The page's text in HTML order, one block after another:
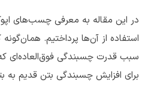
در این مقاله به معرفی چسب‌های
استفاده از آن‌ها پرداختیم.
سبب قدرت چسبندگی فوق‌العاده‌ای که
برای افزایش چسبندگی بتن قدیم به